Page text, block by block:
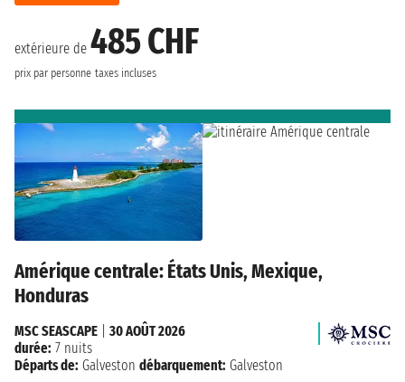
extérieure de 485 CHF
prix par personne taxes incluses
Amérique centrale: États Unis, Mexique,
Honduras
MSC SEASCAPE
30 AOÛT 2026
durée: 7 nuits
Départs de: Galveston débarquement: Galveston